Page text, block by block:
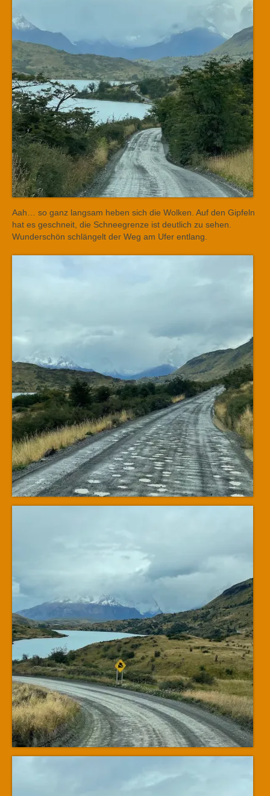
Aah… so ganz langsam heben sich die Wolken. Auf den Gipfeln
hat es geschneit, die Schneegrenze ist deutlich zu sehen.
Wunderschön schlängelt der Weg am Ufer entlang.